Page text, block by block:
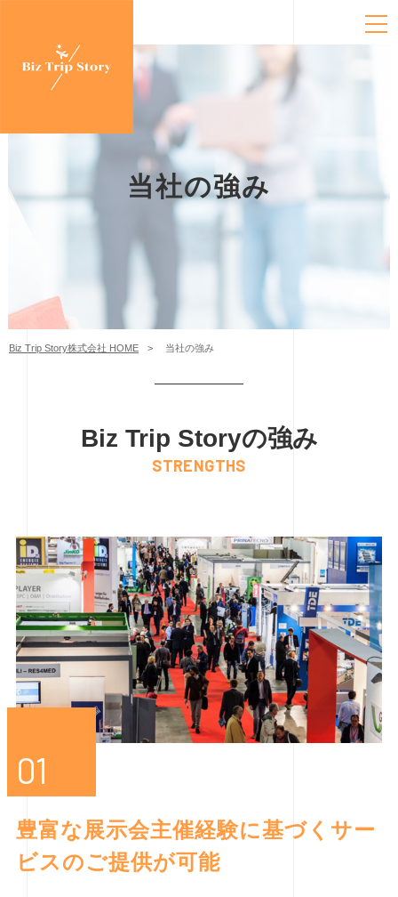
当社の強み
Biz Trip Story株式会社 HOME 当社の強み
Biz Trip Storyの強み
STRENGTHS
豊富な展示会主催経験に基づくサー
ビスのご提供が可能
01